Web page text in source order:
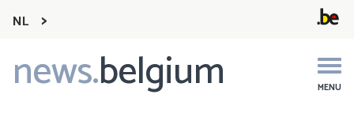
NL
news.belgium MENU
Main
navigation